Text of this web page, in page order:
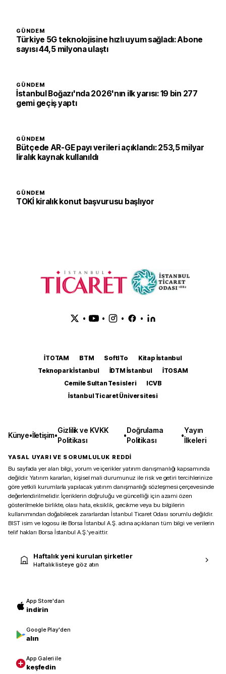
GÜNDEM
Türkiye 5G teknolojisine hızlı uyum sağladı: Abone
sayısı 44,5 milyona ulaştı
GÜNDEM
İstanbul Boğazı'nda 2026'nın ilk yarısı: 19 bin 277
gemi geçiş yaptı
GÜNDEM
Bütçede AR-GE payı verileri açıklandı: 253,5 milyar
liralık kaynak kullanıldı
GÜNDEM
TOKİ kiralık konut başvurusu başlıyor
• • • •
İTOTAM BTM SoftITo
Kitap İstanbul
Teknopark İstanbul
İDTM İstanbul
İTOSAM
Cemile Sultan Tesisleri
ICVB
İstanbul Ticaret Üniversitesi
Künye•İletişim•
Gizlilik ve KVKK
Politikası
•
Doğrulama
Politikası
•
Yayın
İlkeleri
YASAL UYARI VE SORUMLULUK REDDİ
Bu sayfada yer alan bilgi, yorum ve içerikler yatırım danışmanlığı kapsamında
değildir. Yatırım kararları, kişisel mali durumunuz ile risk ve getiri tercihlerinize
göre yetkili kurumlarla yapılacak yatırım danışmanlığı sözleşmesi çerçevesinde
değerlendirilmelidir. İçeriklerin doğruluğu ve güncelliği için azami özen
gösterilmekle birlikte, olası hata, eksiklik, gecikme veya bu bilgilerin
kullanımından doğabilecek zararlardan İstanbul Ticaret Odası sorumlu değildir.
BIST isim ve logosu ile Borsa İstanbul A.Ş. adına açıklanan tüm bilgi ve verilerin
telif hakları Borsa İstanbul A.Ş.’ye aittir.
Haftalık yeni kurulan şirketler
Haftalık listeye göz atın
App Store'dan
indirin
Google Play'den
alın
App Galeri ile
keşfedin